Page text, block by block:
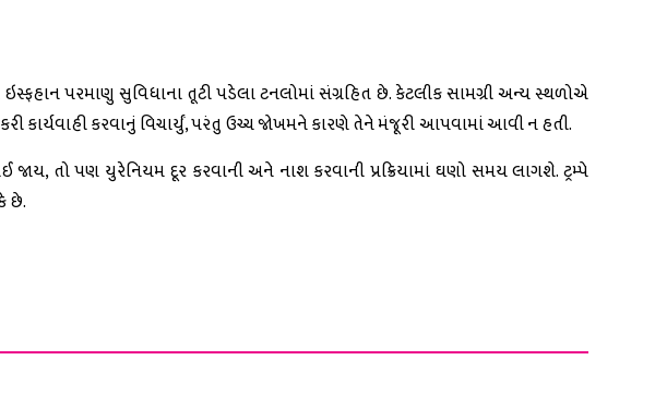
પરમાણુ સુવિધાના તૂટી પડેલા ટનલોમાં સંગ્રહિત છે. કેટલીક સામગ્રી અન્ય સ્થળોએ
કાર્યવાહી કરવાનું વિચાર્યું, પરંતુ ઉચ્ચ જોખમને કારણે તેને મંજૂરી આપવામાં આવી ન હતી.
તો પણ યુરેનિયમ દૂર કરવાની અને નાશ કરવાની પ્રક્રિયામાં ઘણો સમય લાગશે. ટ્રમ્પે
છે.